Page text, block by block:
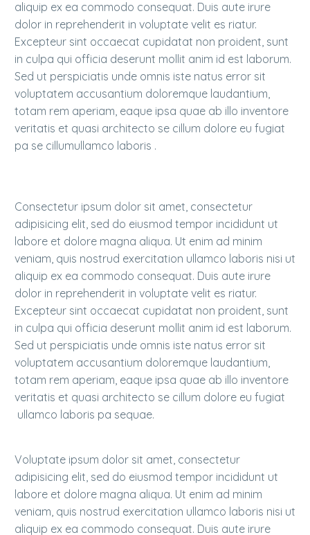
aliquip ex ea commodo consequat. Duis aute irure
dolor in reprehenderit in voluptate velit es riatur.
Excepteur sint occaecat cupidatat non proident, sunt
in culpa qui officia deserunt mollit anim id est laborum.
Sed ut perspiciatis unde omnis iste natus error sit
voluptatem accusantium doloremque laudantium,
totam rem aperiam, eaque ipsa quae ab illo inventore
veritatis et quasi architecto se cillum dolore eu fugiat
pa se cillumullamco laboris .
Consectetur ipsum dolor sit amet, consectetur
adipisicing elit, sed do eiusmod tempor incididunt ut
labore et dolore magna aliqua. Ut enim ad minim
veniam, quis nostrud exercitation ullamco laboris nisi ut
aliquip ex ea commodo consequat. Duis aute irure
dolor in reprehenderit in voluptate velit es riatur.
Excepteur sint occaecat cupidatat non proident, sunt
in culpa qui officia deserunt mollit anim id est laborum.
Sed ut perspiciatis unde omnis iste natus error sit
voluptatem accusantium doloremque laudantium,
totam rem aperiam, eaque ipsa quae ab illo inventore
veritatis et quasi architecto se cillum dolore eu fugiat
ullamco laboris pa sequae.
Voluptate ipsum dolor sit amet, consectetur
adipisicing elit, sed do eiusmod tempor incididunt ut
labore et dolore magna aliqua. Ut enim ad minim
veniam, quis nostrud exercitation ullamco laboris nisi ut
aliquip ex ea commodo consequat. Duis aute irure